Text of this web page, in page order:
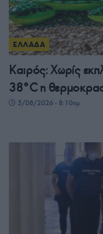
ΕΛΛΑΔΑ
Καιρός: Χωρίς
38°C η
5/08/2026 - 8:10πμ